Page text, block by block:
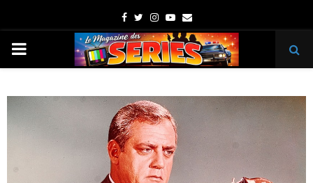
Facebook
TwitterInstagram
Youtube
Email
PRIMARY